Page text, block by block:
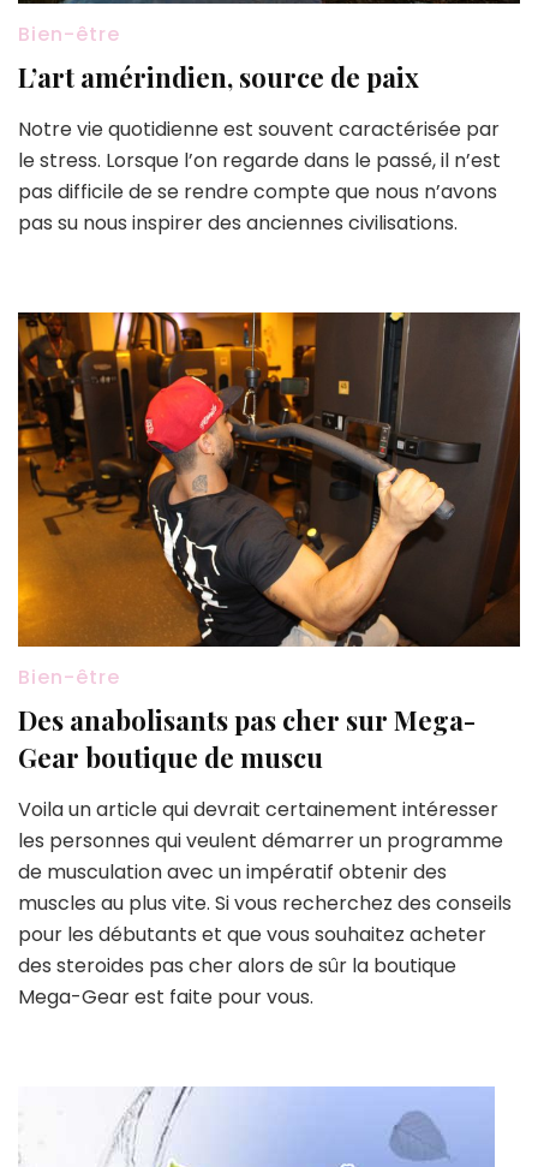
Bien-être
L’art amérindien, source de paix
Notre vie quotidienne est souvent caractérisée par
le stress. Lorsque l’on regarde dans le passé, il n’est
pas difficile de se rendre compte que nous n’avons
pas su nous inspirer des anciennes civilisations.
Bien-être
Des anabolisants pas cher sur Mega-
Gear boutique de muscu
Voila un article qui devrait certainement intéresser
les personnes qui veulent démarrer un programme
de musculation avec un impératif obtenir des
muscles au plus vite. Si vous recherchez des conseils
pour les débutants et que vous souhaitez acheter
des steroides pas cher alors de sûr la boutique
Mega-Gear est faite pour vous.